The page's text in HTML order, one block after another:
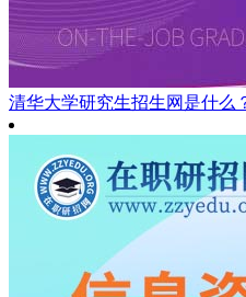
清华大学研究生招生网是什么